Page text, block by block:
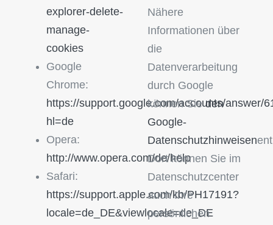
explorer-delete-
manage-
cookies
Google
Chrome:
https://support.google.com/accounts/answer/
hl=de
Opera:
http://www.opera.com/de/help
Safari:
https://support.apple.com/kb/PH17191?
locale=de_DE&viewlocale=de_DE
Nähere
Informationen über
die
Datenverarbeitung
durch Google
können Sieden
Google-
Datenschutzhinweisen
Dort können Sie im
Datenschutzcenter
auch Ihre
persönlichen